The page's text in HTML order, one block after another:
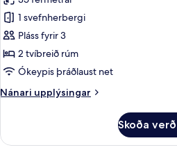
Deluxe-
herbergi
-
2
tvíbreið
rúm
1 svefnherbergi
Pláss fyrir 3
2 tvíbreið rúm
Ókeypis þráðlaust net
Nánari upplýsingar
Nánari
herbergi
Skoða